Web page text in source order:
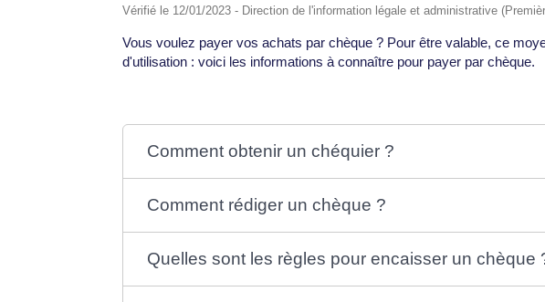
Vérifié le 12/01/2023 - Direction de l'information légale et administrative
Vous voulez payer vos achats par chèque ? Pour être valable, ce
d'utilisation : voici les informations à connaître pour payer par chèque.
Comment obtenir un chéquier ?
Comment rédiger un chèque ?
Quelles sont les règles pour encaisser un chèque